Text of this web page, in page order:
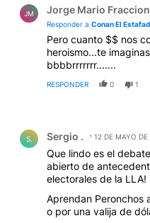
JM Jorge Mario
Responder a Conan El
Pero cuanto $$ nos
heroismo...te
bbbbrrrrrrr.......
RESPONDER 0 1
S. Sergio . 12 DE MAYO
Que lindo es el
abierto de
electorales de la LLA!
Aprendan Peronchos
o por una valija de